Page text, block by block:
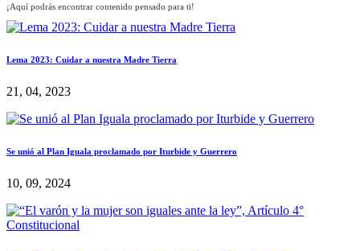
¡Aquí podrás encontrar contenido pensado para ti!
Lema 2023: Cuidar a nuestra Madre Tierra
21, 04, 2023
Se unió al Plan Iguala proclamado por Iturbide y Guerrero
10, 09, 2024